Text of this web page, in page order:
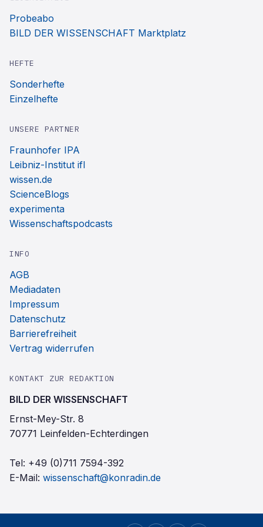
Probeabo
BILD DER WISSENSCHAFT Marktplatz
HEFTE
Sonderhefte
Einzelhefte
UNSERE PARTNER
Fraunhofer IPA
Leibniz-Institut ifl
wissen.de
ScienceBlogs
experimenta
Wissenschaftspodcasts
INFO
AGB
Mediadaten
Impressum
Datenschutz
Barrierefreiheit
Vertrag widerrufen
KONTAKT ZUR REDAKTION
BILD DER WISSENSCHAFT
Ernst-Mey-Str. 8
70771 Leinfelden-Echterdingen
Tel: +49 (0)711 7594-392
E-Mail: wissenschaft@konradin.de